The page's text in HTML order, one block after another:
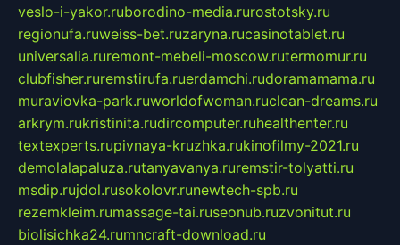
veslo-i-yakor.ruborodino-media.rurostotsky.ru
regionufa.ruweiss-bet.ruzaryna.rucasinotablet.ru
universalia.ruremont-mebeli-moscow.rutermomur.ru
clubfisher.ruremstirufa.ruerdamchi.rudoramamama.ru
muraviovka-park.ruworldofwoman.ruclean-dreams.ru
arkrym.rukristinita.rudircomputer.ruhealthenter.ru
textexperts.rupivnaya-kruzhka.rukinofilmy-2021.ru
demolalapaluza.rutanyavanya.ruremstir-tolyatti.ru
msdip.rujdol.rusokolovr.runewtech-spb.ru
rezemkleim.rumassage-tai.ruseonub.ruzvonitut.ru
biolisichka24.rumncraft-download.ru